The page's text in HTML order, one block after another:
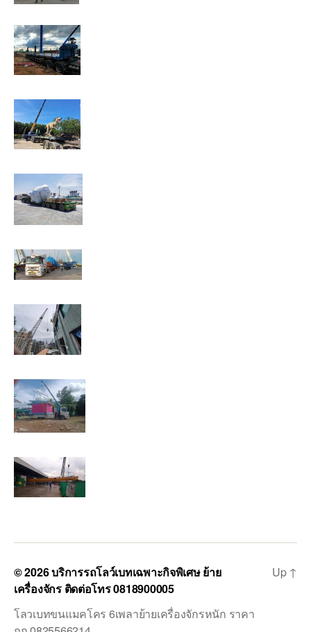
© 2026บริการรถโลว์เบทเฉพาะกิจพิเศษ ย้าย
เครื่องจักร ติดต่อโทร 0818900005
โลวเบทขนแมคโคร 6เพลาย้ายเครื่องจักรหนัก ราคา
Up ↑